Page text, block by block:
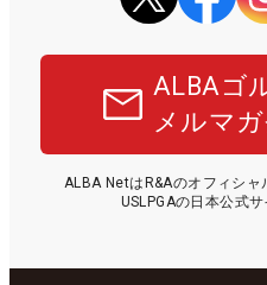
ALBAゴ
メルマ
ALBA NetはR&Aのオフィシ
USLPGAの日本公式